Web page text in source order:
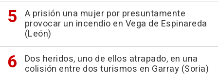
A prisión una mujer por presuntamente
provocar un incendio en Vega de Espinareda
(León)
Dos heridos, uno de ellos atrapado, en una
colisión entre dos turismos en Garray (Soria)